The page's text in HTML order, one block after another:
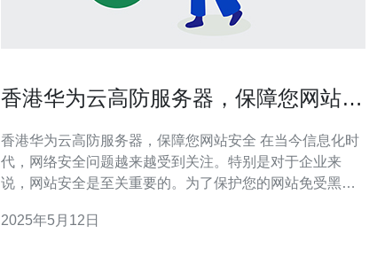
香港华为云高防服务器，保障您网站安
香港华为云高防服务器，保障您网站安全 在当今信息化时
代，网络安全问题越来越受到关注。特别是对于企业来
说，网站安全是至关重要的。为了保护您的网站免受黑客
香港华为云的高防服务器是您的不二选择。 高防服务器是
2025年5月12日